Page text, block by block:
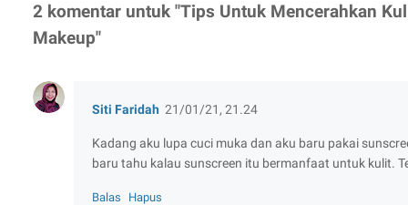
2 komentar untuk "Tips Untuk Mencerahkan
Makeup"
Siti Faridah 21/01/21, 21.24
Kadang aku lupa cuci muka dan aku baru pakai
baru tahu kalau sunscreen itu bermanfaat untuk kulit.
Balas Hapus